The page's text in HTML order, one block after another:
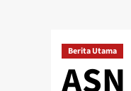
Berita Utama